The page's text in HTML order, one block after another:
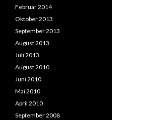
Februar 2014
Oktober 2013
September 2013
August 2013
Juli 2013
August 2010
Juni 2010
Mai 2010
April 2010
September 2008